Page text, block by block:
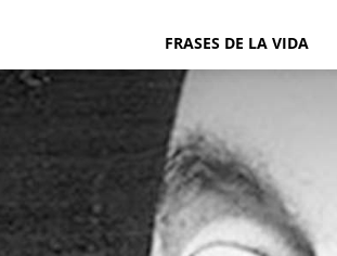
FRASES DE LA VIDA